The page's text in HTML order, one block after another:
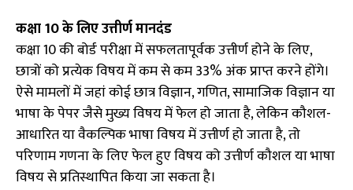
कक्षा 10 के लिए उत्तीर्ण मानदंड
कक्षा 10 की बोर्ड परीक्षा में सफलतापूर्वक उत्तीर्ण होने के लिए,
छात्रों को प्रत्येक विषय में कम से कम 33% अंक प्राप्त करने होंगे।
ऐसे मामलों में जहां कोई छात्र विज्ञान, गणित, सामाजिक विज्ञान या
भाषा के पेपर जैसे मुख्य विषय में फेल हो जाता है, लेकिन कौशल-
आधारित या वैकल्पिक भाषा विषय में उत्तीर्ण हो जाता है, तो
परिणाम गणना के लिए फेल हुए विषय को उत्तीर्ण कौशल या भाषा
विषय से प्रतिस्थापित किया जा सकता है।